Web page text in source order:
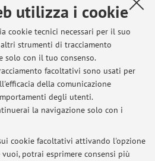
utilizza i cookie
cookie tecnici necessari per il suo
strumenti di tracciamento
solo con il tuo consenso.
facoltativi sono usati per
della comunicazione
degli utenti.
la navigazione solo con i
cookie facoltativi attivando l'opzione
vuoi, potrai esprimere consensi più
Bologna -Vai alla mappa
Ultimi avvisi